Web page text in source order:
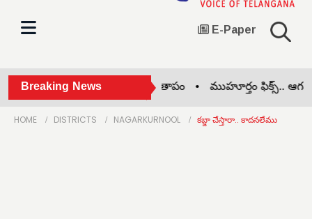
E-Paper
Breaking News
మంత్రి శ్రీధర్ బాబు సంతాపం •ముహూర్తం ఫిక్స్.. ఆగస్టు
HOME DISTRICTS NAGARKURNOOL కబ్జా చేస్తారా.. కాదనలేము